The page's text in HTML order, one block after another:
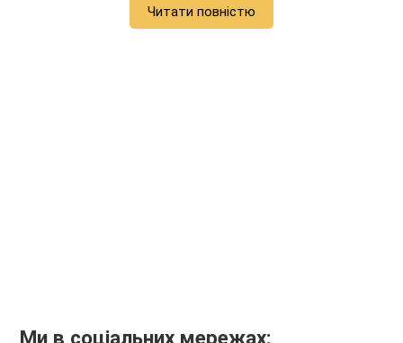
Читати повністю
Ми в соціальних мережах: